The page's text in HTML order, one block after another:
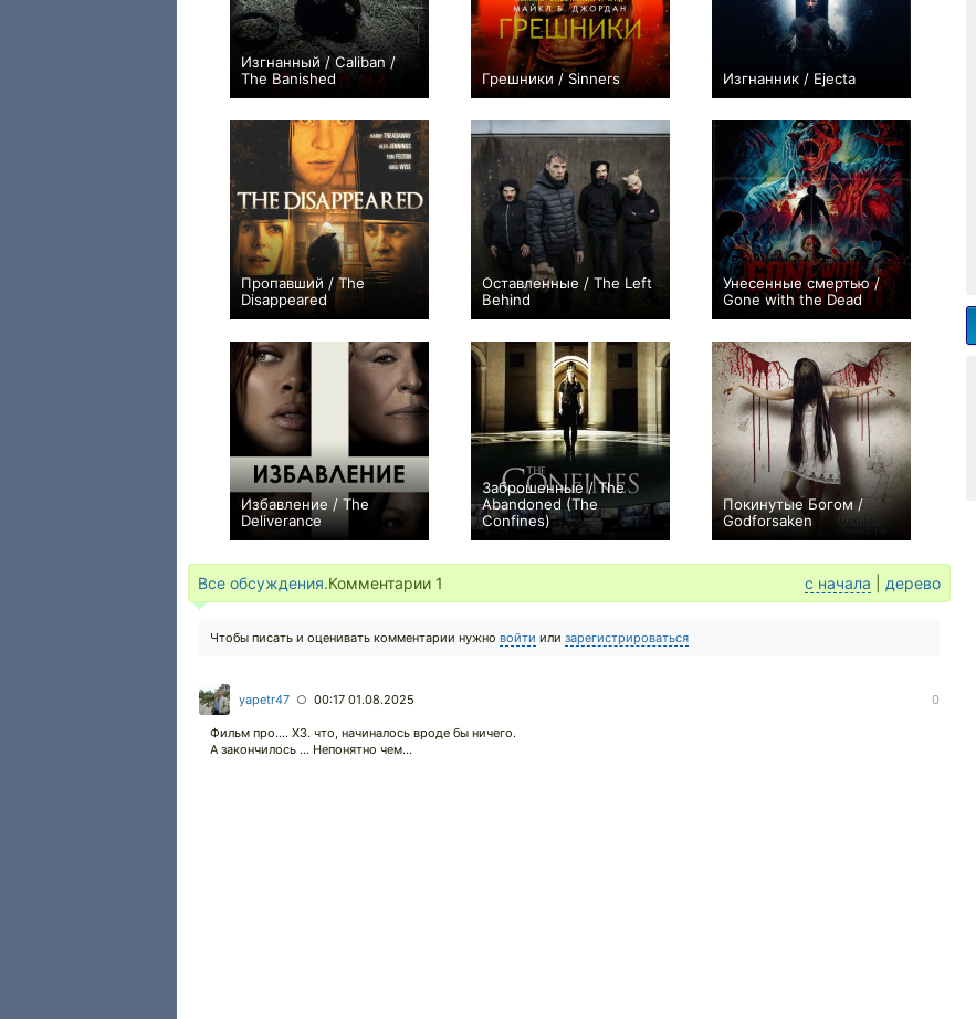
Изгнанный / Caliban /
The Banished
0
Грешники / Sinners
+126
Изгнанник / Ejecta
−1
Пропавший / The
Disappeared
0
Оставленные / The Left
Behind
0
Унесенные смертью /
Gone with the Dead
0
Избавление / The
Deliverance
−2
Заброшенные / The
Abandoned (The
Confines)
−1
Покинутые Богом /
Godforsaken
0
Все обсуждения.Комментарии 1 с начала дерево
Чтобы писать и оценивать комментарии нужно войти или зарегистрироваться
yapetr47 ○ 00:17 01.08.2025 0
Фильм про.... ХЗ. что, начиналось вроде бы ничего.
А закончилось ... Непонятно чем...